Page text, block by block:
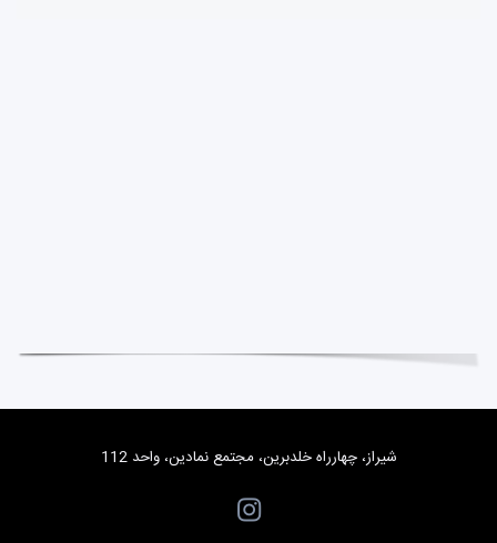
شیراز، چهارراه خلدبرین، مجتمع نمادین، واحد 112